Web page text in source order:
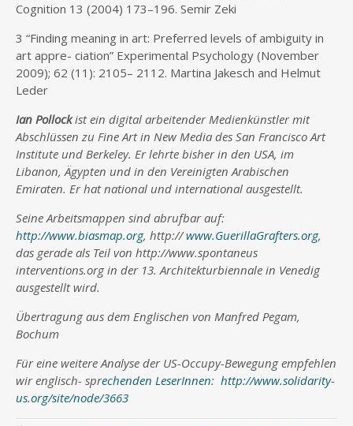
Cognition 13 (2004) 173–196. Semir Zeki
3 “Finding meaning in art: Preferred levels of ambiguity in
art appre- ciation” Experimental Psychology (November
2009); 62 (11): 2105– 2112. Martina Jakesch and Helmut
Leder
Ian Pollockist ein digital arbeitender Medienkünstler mit
Abschlüssen zu Fine Art in New Media des San Francisco Art
Institute und Berkeley. Er lehrte bisher in den USA, im
Libanon, Ägypten und in den Vereinigten Arabischen
Emiraten. Er hat national und international ausgestellt.
Seine Arbeitsmappen sind abrufbar auf:
http://www.biasmap.org, http://www.GuerillaGrafters.org,
das gerade als Teil von http://www.spontaneus
interventions.org in der 13. Architekturbiennale in Venedig
ausgestellt wird.
Übertragung aus dem Englischen von Manfred Pegam,
Bochum
Für eine weitere Analyse der US-Occupy-Bewegung empfehlen
wir englisch- sprechenden LeserInnen: http://www.solidarity-
us.org/site/node/3663